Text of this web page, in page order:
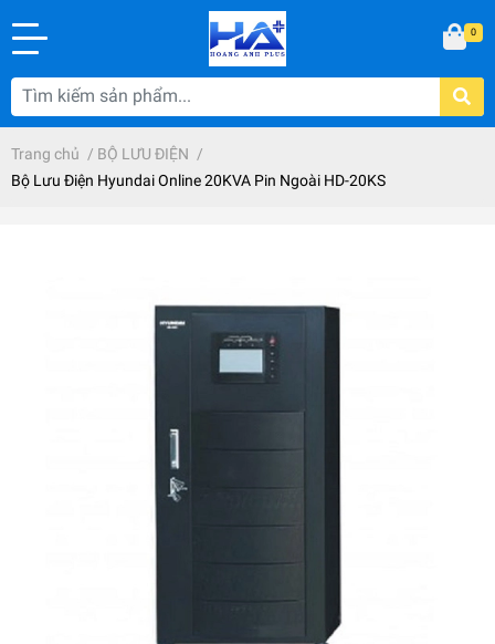
0
Trang chủ / BỘ LƯU ĐIỆN /
Bộ Lưu Điện Hyundai Online 20KVA Pin Ngoài HD-20KS